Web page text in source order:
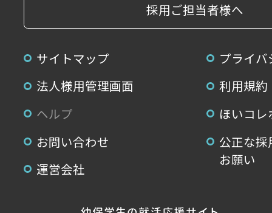
採用ご担当者様へ
サイトマップ
プライ
法人様用管理画面
利用規約
ヘルプ
ほいコ
お問い合わせ
公正な
お願い
運営会社